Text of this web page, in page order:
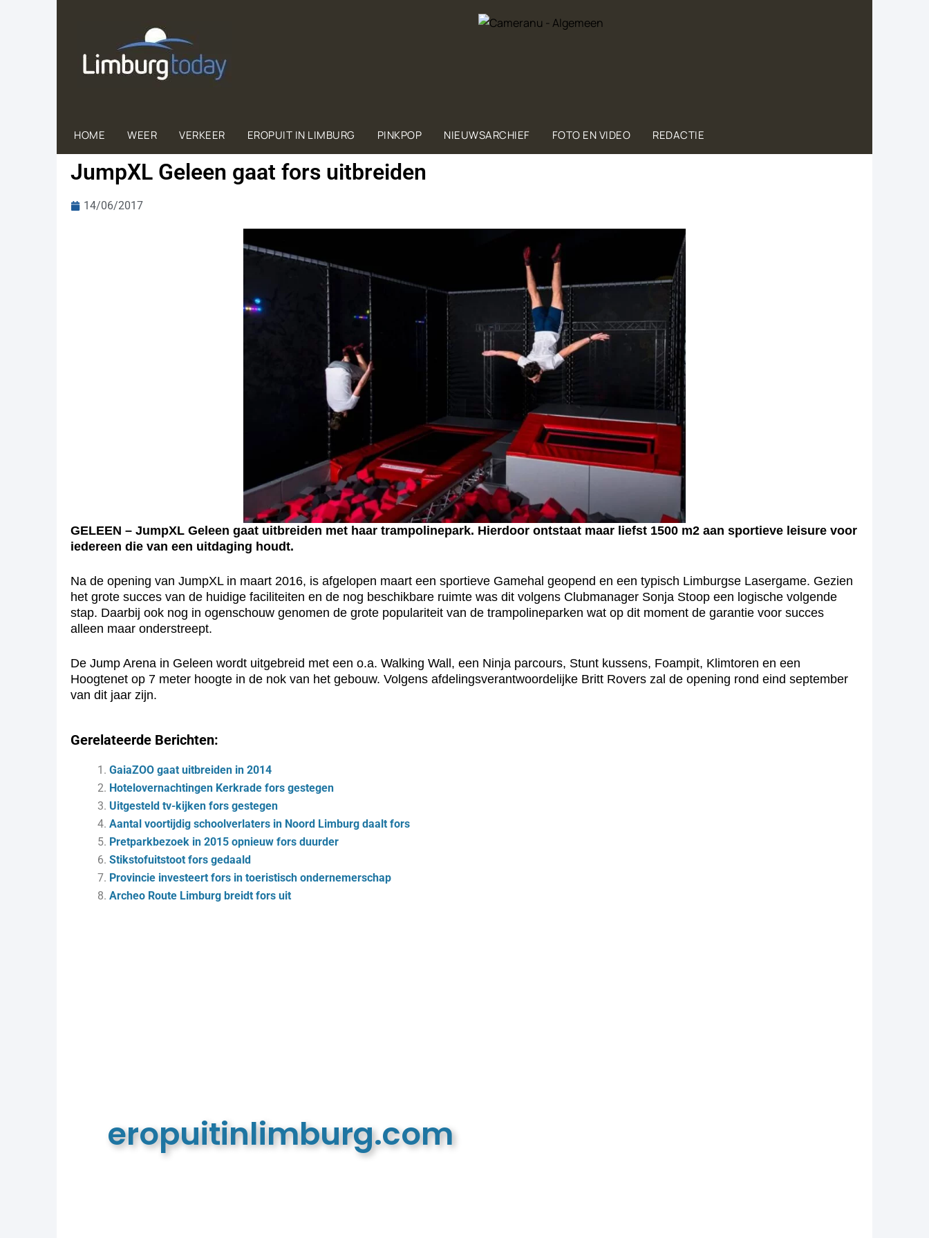
HOME WEER VERKEER EROPUIT IN LIMBURG PINKPOP NIEUWSARCHIEF FOTO EN VIDEO REDACTIE
JumpXL Geleen gaat fors uitbreiden
14/06/2017
GELEEN – JumpXL Geleen gaat uitbreiden met haar trampolinepark. Hierdoor ontstaat maar liefst 1500 m2 aan sportieve leisure voor
iedereen die van een uitdaging houdt.
Na de opening van JumpXL in maart 2016, is afgelopen maart een sportieve Gamehal geopend en een typisch Limburgse Lasergame. Gezien
het grote succes van de huidige faciliteiten en de nog beschikbare ruimte was dit volgens Clubmanager Sonja Stoop een logische volgende
stap. Daarbij ook nog in ogenschouw genomen de grote populariteit van de trampolineparken wat op dit moment de garantie voor succes
alleen maar onderstreept.
De Jump Arena in Geleen wordt uitgebreid met een o.a. Walking Wall, een Ninja parcours, Stunt kussens, Foampit, Klimtoren en een
Hoogtenet op 7 meter hoogte in de nok van het gebouw. Volgens afdelingsverantwoordelijke Britt Rovers zal de opening rond eind september
van dit jaar zijn.
Gerelateerde Berichten:
GaiaZOO gaat uitbreiden in 2014
Hotelovernachtingen Kerkrade fors gestegen
Uitgesteld tv-kijken fors gestegen
Aantal voortijdig schoolverlaters in Noord Limburg daalt fors
Pretparkbezoek in 2015 opnieuw fors duurder
Stikstofuitstoot fors gedaald
Provincie investeert fors in toeristisch ondernemerschap
Ar­cheo Rou­te Lim­burg breidt fors uit
eropuitinlimburg.com